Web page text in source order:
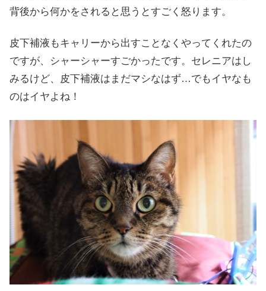
背後から何かをされると思うとすごく怒ります。
皮下補液もキャリーから出すことなくやってくれたの
ですが、シャーシャーすごかったです。セレニアはし
みるけど、皮下補液はまだマシなはず…でもイヤなも
のはイヤよね！